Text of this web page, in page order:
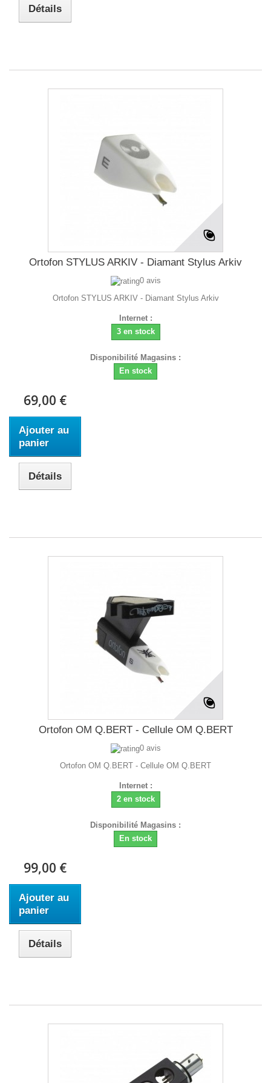
Détails
Ortofon STYLUS ARKIV - Diamant Stylus Arkiv
0 avis
Ortofon STYLUS ARKIV - Diamant Stylus Arkiv
Internet :
3 en stock
Disponibilité Magasins :
En stock
69,00 €
Ajouter au
panier
Détails
Ortofon OM Q.BERT - Cellule OM Q.BERT
0 avis
Ortofon OM Q.BERT - Cellule OM Q.BERT
Internet :
2 en stock
Disponibilité Magasins :
En stock
99,00 €
Ajouter au
panier
Détails